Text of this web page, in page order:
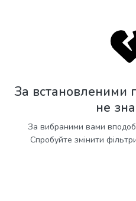
За встановленими
не
За вибраними вами
Спробуйте змінити